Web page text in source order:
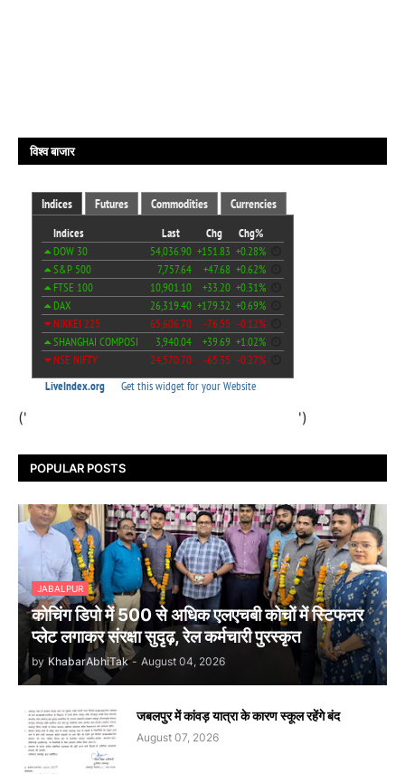
विश्व बाजार
(' ')
POPULAR POSTS
JABALPUR
कोचिंग डिपो में 500 से अधिक एलएचबी कोचों में स्टिफऩर
प्लेट लगाकर संरक्षा सुदृढ़, रेल कर्मचारी पुरस्कृत
by KhabarAbhiTak - August 04, 2026
जबलपुर में कांवड़ यात्रा के कारण स्कूल रहेंगे बंद
August 07, 2026